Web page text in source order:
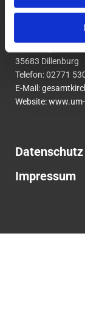
um den
35683 Dillenburg
Telefon:02771
E-Mail:
Website:
Datenschutz
Impressum